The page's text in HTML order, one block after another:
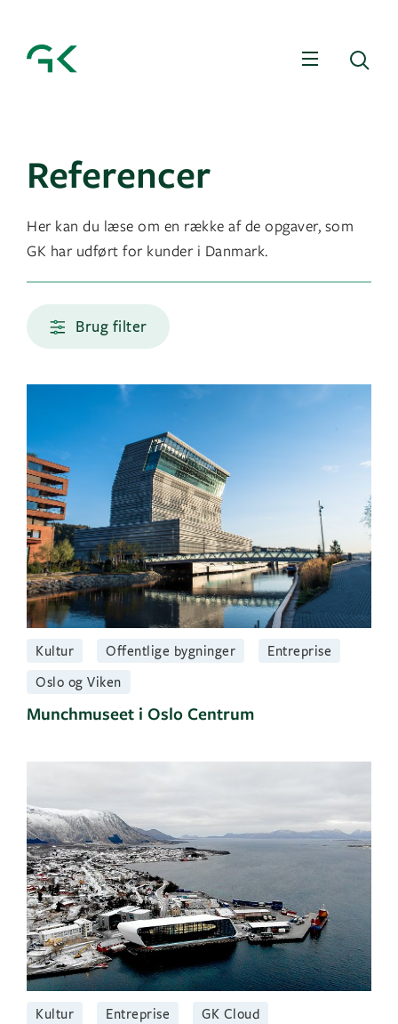
Menu
Referencer
Her kan du læse om en række af de opgaver, som
GK har udført for kunder i Danmark.
Brug filter
Kultur Offentlige bygninger
Entreprise
Oslo og Viken
Munchmuseet i Oslo Centrum
Kultur Entreprise
GK Cloud